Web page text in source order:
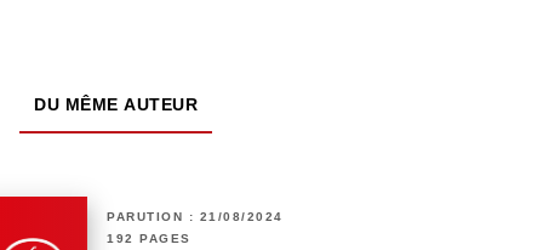
DU MÊME AUTEUR
PARUTION : 21/08/2024
192 PAGES